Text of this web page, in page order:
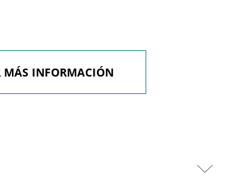
MÁS INFORMACIÓN